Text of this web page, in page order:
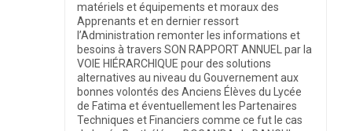
matériels et équipements et moraux des
Apprenants et en dernier ressort
l’Administration remonter les informations et
besoins à travers SON RAPPORT ANNUEL par la
VOIE HIÉRARCHIQUE pour des solutions
alternatives au niveau du Gouvernement aux
bonnes volontés des Anciens Élèves du Lycée
de Fatima et éventuellement les Partenaires
Techniques et Financiers comme ce fut le cas